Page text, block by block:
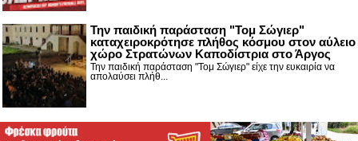
Την παιδική παράσταση "Τομ Σώγιερ"
καταχειροκρότησε πλήθος κόσμου στον αύλειο
χώρο Στρατώνων Καποδίστρια στο Άργος
Την παιδική παράσταση "Τομ Σώγιερ" είχε την ευκαιρία να
απολαύσει πλήθ...